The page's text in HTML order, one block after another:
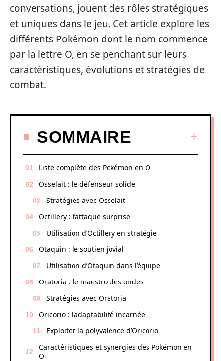
conversations, jouent des rôles stratégiques
et uniques dans le jeu. Cet article explore les
différents Pokémon dont le nom commence
par la lettre O, en se penchant sur leurs
caractéristiques, évolutions et stratégies de
combat.
SOMMAIRE
Liste complète des Pokémon en O
Osselait : le défenseur solide
Stratégies avec Osselait
Octillery : l’attaque surprise
Utilisation d’Octillery en stratégie
Otaquin : le soutien jovial
Utilisation d’Otaquin dans l’équipe
Oratoria : le maestro des ondes
Stratégies avec Oratoria
Oricorio : l’adaptabilité incarnée
Exploiter la polyvalence d’Oricorio
Caractéristiques et synergies des Pokémon en
O